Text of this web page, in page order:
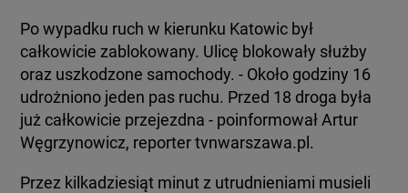
Po wypadku ruch w kierunku Katowic był
całkowicie zablokowany. Ulicę blokowały służby
oraz uszkodzone samochody. - Około godziny 16
udrożniono jeden pas ruchu. Przed 18 droga była
już całkowicie przejezdna - poinformował Artur
Węgrzynowicz, reporter tvnwarszawa.pl.
Przez kilkadziesiąt minut z utrudnieniami musieli